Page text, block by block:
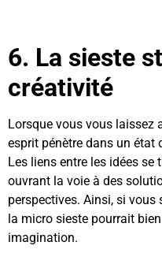
6. La sieste
créativité
Lorsque vous vous laissez
esprit pénètre dans un état
Les liens entre les idées
ouvrant la voie à des
perspectives. Ainsi, si
la micro sieste pourrait
imagination.